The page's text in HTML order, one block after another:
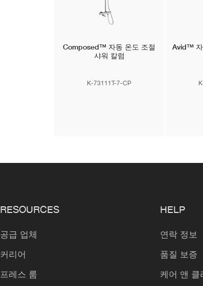
Composed™ 자동 온도 조절
샤워 칼럼
K-73111T-7-CP
Avid™
RESOURCES
공급 업체
커리어
프레스 룸
HELP
연락 정보
품질 보증
케어 앤 클